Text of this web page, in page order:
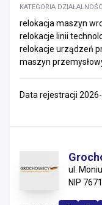
KATEGORIA
relokacja maszyn
relokacje linii
relokacje urządzeń
maszyn
Data rejestracji
ul.
NIP